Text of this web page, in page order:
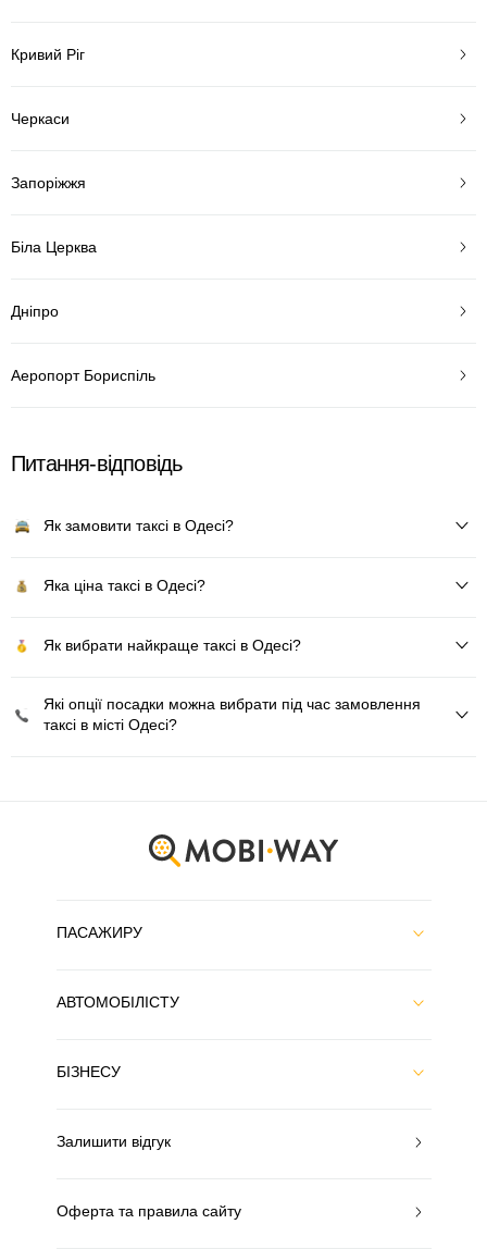
Кривий Ріг
Черкаси
Запоріжжя
Біла Церква
Дніпро
Аеропорт Бориспіль
Питання-відповідь
Як замовити таксі в Одесі?
Яка ціна таксі в Одесі?
Як вибрати найкраще таксі в Одесі?
Які опції посадки можна вибрати під час замовлення
таксі в місті Одесі?
ПАСАЖИРУ
АВТОМОБІЛІСТУ
БІЗНЕСУ
Залишити відгук
Оферта та правила сайту